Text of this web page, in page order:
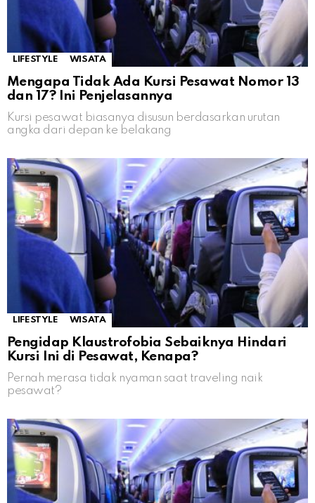
LIFESTYLE WISATA
Mengapa Tidak Ada Kursi Pesawat Nomor 13
dan 17? Ini Penjelasannya
Kursi pesawat biasanya disusun berdasarkan urutan
angka dari depan ke belakang
LIFESTYLE WISATA
Pengidap Klaustrofobia Sebaiknya Hindari
Kursi Ini di Pesawat, Kenapa?
Pernah merasa tidak nyaman saat traveling naik
pesawat?